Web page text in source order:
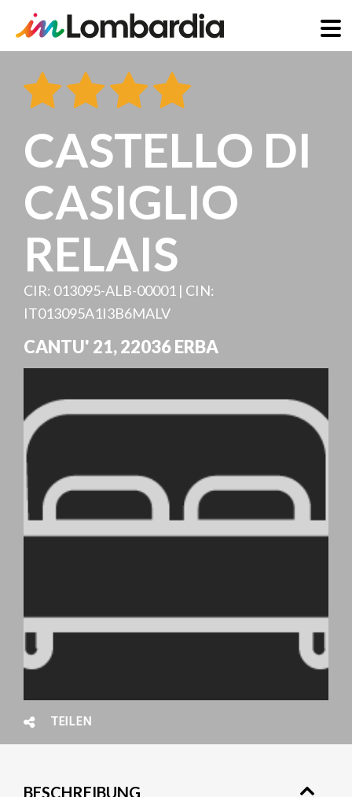
zum
Inhalt
CASTELLO DI
CASIGLIO
RELAIS
CIR: 013095-ALB-00001 | CIN:
IT013095A1I3B6MALV
CANTU' 21,22036ERBA
TEILEN
BESCHREIBUNG